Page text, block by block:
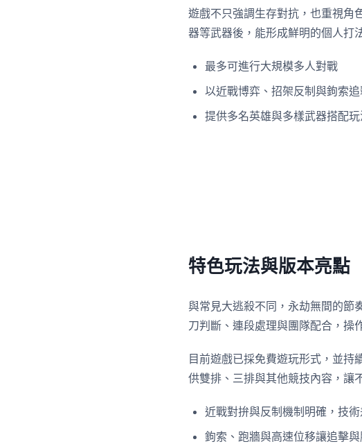
遊戲不只強調生存對抗，也重視角
器等武器後，能形成鮮明的個人打
最多可進行大規模多人對戰
以近戰博弈、招架反制與鉤索
提供多名英雄與多樣武器搭配玩
特色玩法與版本亮點
與常見大逃殺不同，永劫無間的節
刀判斷、連段處理與團隊配合，操
目前遊戲已採免費遊玩形式，並持
供雙排、三排與其他競技內容，讓
近戰對拚與反制機制明確，技
鉤索、跑牆與高速位移讓追擊